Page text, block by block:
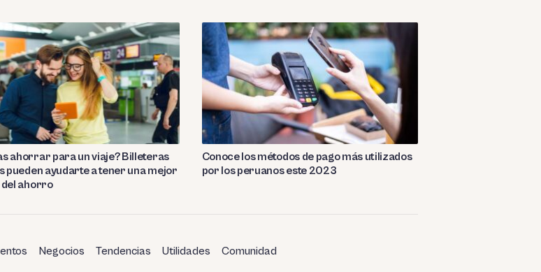
ahorrar para un viaje? Billeteras
pueden ayudarte a tener una mejor
ahorro
Conoce los métodos de pago más utilizados
por los peruanos este 2023
Negocios Tendencias Utilidades Comunidad